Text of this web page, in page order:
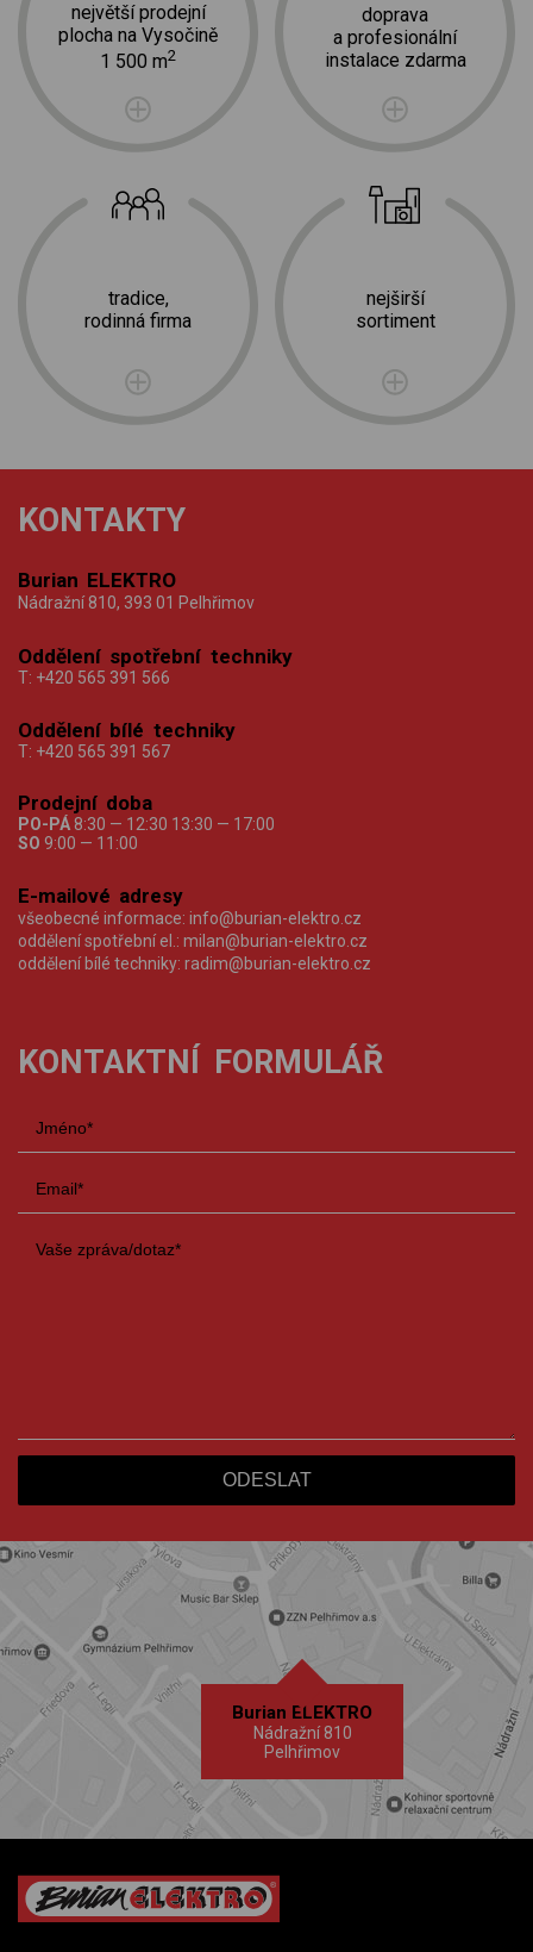
největší prodejní
plocha na Vysočině
1 500 m2
tradice,
rodinná firma
doprava
a profesionální
instalace zdarma
nejširší
sortiment
KONTAKTY
Burian ELEKTRO
Nádražní 810, 393 01 Pelhřimov
Oddělení spotřební techniky
T: +420 565 391 566
Oddělení bílé techniky
T: +420 565 391 567
Prodejní doba
PO-PÁ 8:30 — 12:30 13:30 — 17:00
SO 9:00 — 11:00
E-mailové adresy
všeobecné informace: info@burian-elektro.cz
oddělení spotřební el.: milan@burian-elektro.cz
oddělení bílé techniky: radim@burian-elektro.cz
KONTAKTNÍ FORMULÁŘ
Burian ELEKTRO
Nádražní 810
Pelhřimov